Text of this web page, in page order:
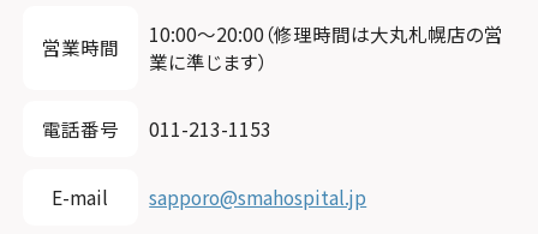
営業時間
10:00〜20:00（修理時間は大丸札幌店の営
業に準じます）
電話番号 011-213-1153
E-mail sapporo@smahospital.jp